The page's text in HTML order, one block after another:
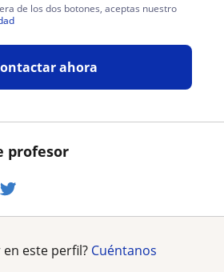
profesor
de los dos botones, aceptas nuestro
ahora
este perfil? Cuéntanos